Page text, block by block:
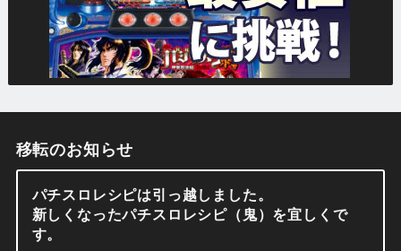
移転のお知らせ
パチスロレシピは引っ越しました。
新しくなったパチスロレシピ（鬼）を宜しくで
す。